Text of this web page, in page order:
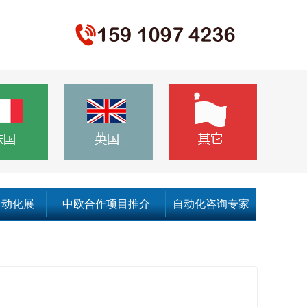
化展 中欧合作项目推介 自动化咨询专家